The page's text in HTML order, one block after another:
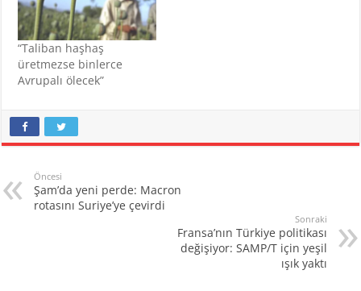
“Taliban haşhaş
üretmezse binlerce
Avrupalı ölecek”
Öncesi
Şam’da yeni perde: Macron
rotasını Suriye’ye çevirdi
Sonraki
Fransa’nın Türkiye politikası
değişiyor: SAMP/T için yeşil
ışık yaktı